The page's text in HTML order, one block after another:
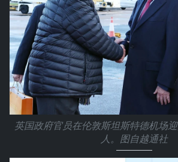
英国政府官员在伦敦斯坦斯特德机场
人。图自越通社